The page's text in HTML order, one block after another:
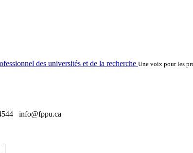
des universités et de la recherche Une voix pour les
info@fppu.ca